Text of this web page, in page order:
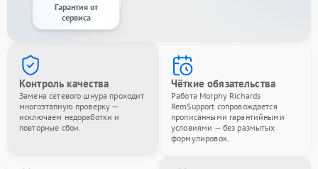
Гарантия от
сервиса
Контроль качества
Замена сетевого шнура проходит
многоэтапную проверку —
исключаем недоработки и
повторные сбои.
Чёткие обязательства
Работа Morphy Richards
RemSupport сопровождается
прописанными гарантийными
условиями — без размытых
формулировок.